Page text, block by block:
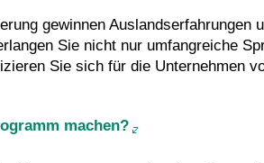
gewinnen
Sie nicht nur umfangreiche
Sie sich für die Unternehmen
machen?